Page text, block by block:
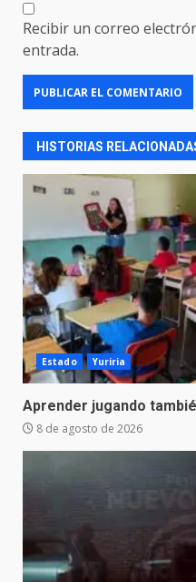
Recibir un correo
entrada.
HISTORIAS
Estado Yuriria
Aprender jugando
8 de agosto de 2026